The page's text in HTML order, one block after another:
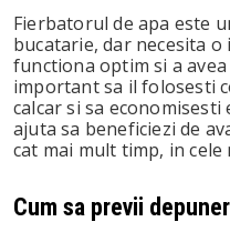
Fierbatorul de apa este
bucatarie, dar necesita
functiona optim si a
important sa il folosesti
calcar si sa
ajuta sa beneficiezi de
cat mai mult timp, in cele
Cum sa previi